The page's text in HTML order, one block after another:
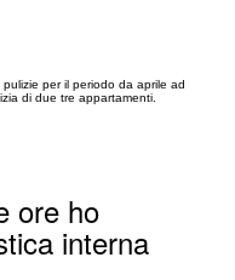
per il periodo da aprile ad
di due tre appartamenti.
ore ho
interna